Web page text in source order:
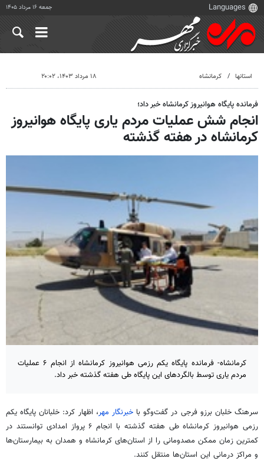
جمعه ۱۶ مرداد ۱۴۰۵
استانها کرمانشاه ۱۸ مرداد ۱۴۰۳، ۲۰:۰۲
فرمانده پایگاه هوانیروز کرمانشاه خبر داد؛
انجام شش عملیات مردم یاری پایگاه هوانیروز
کرمانشاه در هفته گذشته
کرمانشاه- فرمانده پایگاه یکم رزمی هوانیروز کرمانشاه از انجام ۶ عملیات
مردم یاری توسط بالگردهای این پایگاه طی هفته گذشته خبر داد.
سرهنگ خلبان برزو فرجی در گفت‌وگو با خبرنگار مهر، اظهار کرد: خلبانان پایگاه یکم
رزمی هوانیروز کرمانشاه طی هفته گذشته با انجام ۶ پرواز امدادی توانستند در
کمترین زمان ممکن مصدومانی را از استان‌های کرمانشاه و همدان به بیمارستان‌ها
و مراکز درمانی این استان‌ها منتقل کنند.